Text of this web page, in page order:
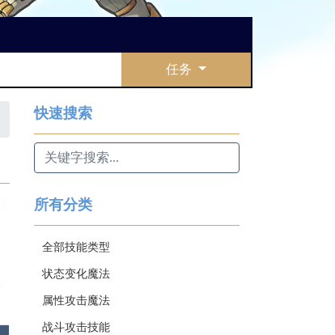
任务
快速搜索
所有分类
全部技能类型
状态变化魔法
属性攻击魔法
战斗攻击技能